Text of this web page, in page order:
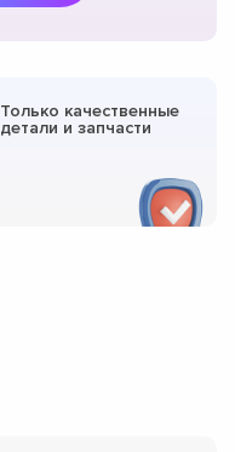
Только качественные
детали и запчасти